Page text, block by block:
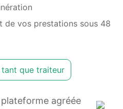
de vos prestations sous 48
tant que traiteur
agréée